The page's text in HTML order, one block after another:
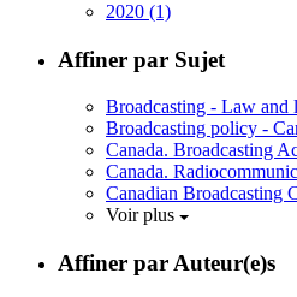
2020 (1)
Affiner par Sujet
Broadcasting - Law and
Broadcasting policy -
Canada. Broadcasting
Canada.
Canadian Broadcasting
Voir plus
Affiner par Auteur(e)s